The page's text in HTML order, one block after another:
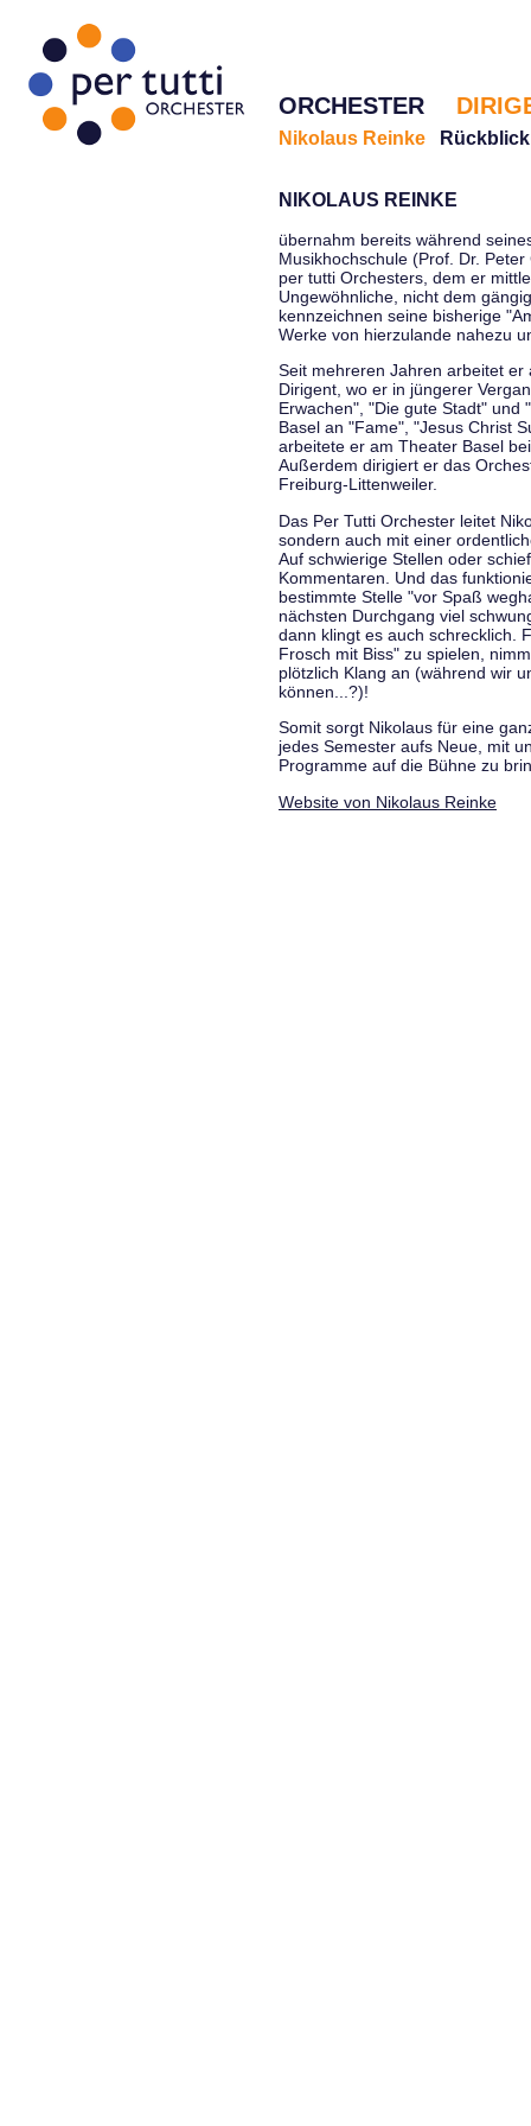
ORCHESTER
Nikolaus Reinke Rückblick
NIKOLAUS REINKE
übernahm bereits während
Musikhochschule (Prof. Dr.
per tutti Orchesters, dem er
Ungewöhnliche, nicht dem
kennzeichnen seine bisherige
Werke von hierzulande nahezu
Seit mehreren Jahren arbeitet
Dirigent, wo er in jüngerer
Erwachen", "Die gute Stadt" und
Basel an "Fame", "Jesus Christ
arbeitete er am Theater Basel
Außerdem dirigiert er das
Freiburg-Littenweiler.
Das Per Tutti Orchester leitet
sondern auch mit einer
Auf schwierige Stellen oder
Kommentaren. Und das
bestimmte Stelle "vor Spaß
nächsten Durchgang viel
dann klingt es auch schrecklich.
Frosch mit Biss" zu spielen,
plötzlich Klang an (während wir
können...?)!
Somit sorgt Nikolaus für eine
jedes Semester aufs Neue, mit
Programme auf die Bühne zu
Website von Nikolaus Reinke